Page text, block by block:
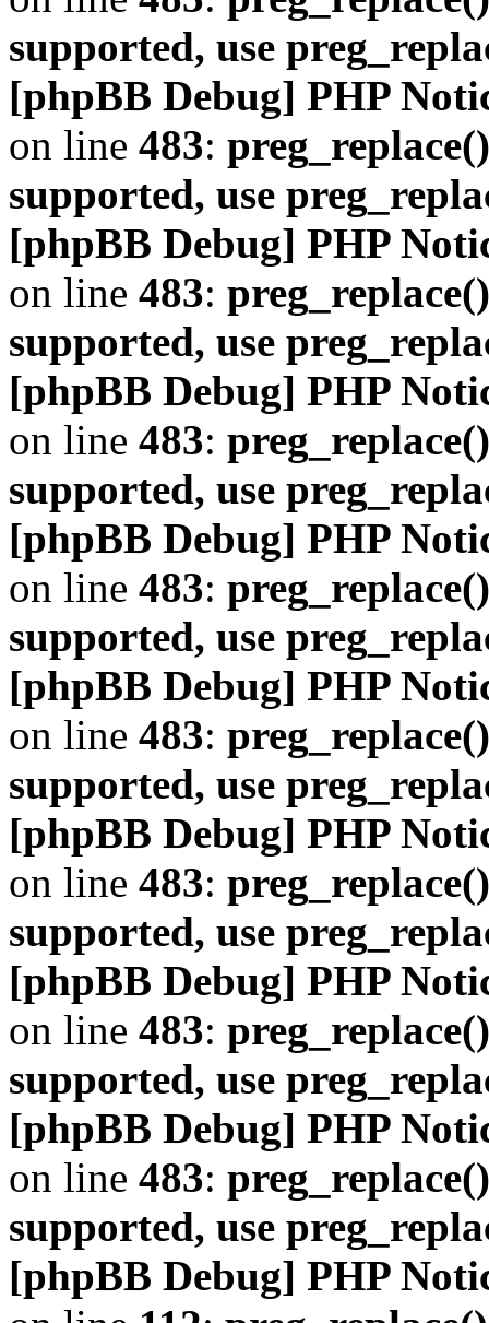
supported, use
[phpBB Debug] PHP
on line 483:
supported, use
[phpBB Debug] PHP
on line 483:
supported, use
[phpBB Debug] PHP
on line 483:
supported, use
[phpBB Debug] PHP
on line 483:
supported, use
[phpBB Debug] PHP
on line 483:
supported, use
[phpBB Debug] PHP
on line 483:
supported, use
[phpBB Debug] PHP
on line 483:
supported, use
[phpBB Debug] PHP
on line 483:
supported, use
[phpBB Debug] PHP